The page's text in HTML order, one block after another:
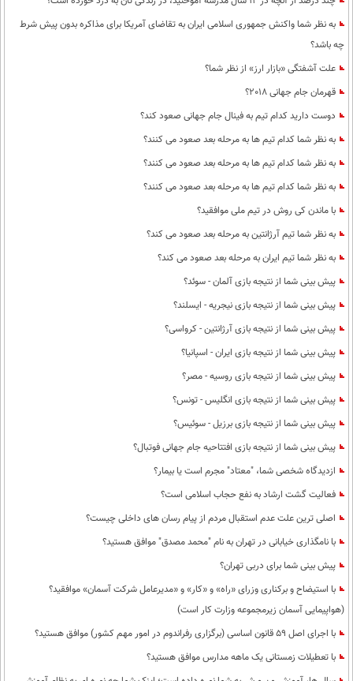
به نظر شما واکنش جمهوری اسلامی ایران به تقاضای آمریکا برای مذاکره بدون پیش شرط
چه باشد؟
علت آشفتگی «بازار ارز» از نظر شما؟
قهرمان جام جهانی 2018؟
دوست دارید کدام تیم به فینال جام جهانی صعود کند؟
به نظر شما کدام تیم ها به مرحله بعد صعود می کنند؟
به نظر شما کدام تیم ها به مرحله بعد صعود می کنند؟
به نظر شما کدام تیم ها به مرحله بعد صعود می کنند؟
با ماندن کی روش در تیم ملی موافقید؟
به نظر شما تیم آرژانتین به مرحله بعد صعود می کند؟
به نظر شما تیم ایران به مرحله بعد صعود می کند؟
پیش بینی شما از نتیجه بازی آلمان - سوئد؟
پیش بینی شما از نتیجه بازی نیجریه - ایسلند؟
پیش بینی شما از نتیجه بازی آرژانتین - کرواسی؟
پیش بینی شما از نتیجه بازی ایران - اسپانیا؟
پیش بینی شما از نتیجه بازی روسیه - مصر؟
پیش بینی شما از نتیجه بازی انگلیس - تونس؟
پیش بینی شما از نتیجه بازی برزیل - سوئیس؟
پیش بینی شما از نتیجه بازی افتتاحیه جام جهانی فوتبال؟
ازدیدگاه شخصی شما، "معتاد" مجرم است یا بیمار؟
فعالیت گشت ارشاد به نفع حجاب اسلامی است؟
اصلی ترین علت عدم استقبال مردم از پیام رسان های داخلی چیست؟
با نامگذاری خیابانی در تهران به نام "محمد مصدق" موافق هستید؟
پیش بینی شما برای دربی تهران؟
با استیضاح و برکناری وزرای «راه» و «کار» و «مدیرعامل شرکت آسمان» موافقید؟
(هواپیمایی آسمان زیرمجموعه وزارت کار است)
با اجرای اصل 59 قانون اساسی (برگزاری رفراندوم در امور مهم کشور) موافق هستید؟
با تعطیلات زمستانی یک ماهه مدارس موافق هستید؟